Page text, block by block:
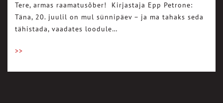
Tere, armas raamatusõber! Kirjastaja Epp Petrone:
Täna, 20. juulil on mul sünnipäev – ja ma tahaks seda
tähistada, vaadates loodule…
>>